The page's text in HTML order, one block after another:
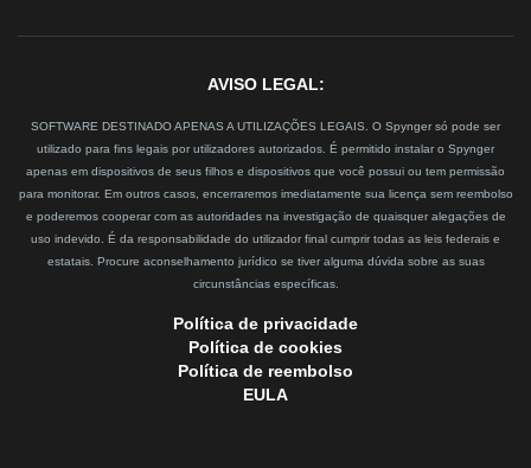
AVISO LEGAL:
SOFTWARE DESTINADO APENAS A UTILIZAÇÕES LEGAIS. O Spynger só pode ser
utilizado para fins legais por utilizadores autorizados. É permitido instalar o Spynger
apenas em dispositivos de seus filhos e dispositivos que você possui ou tem permissão
para monitorar. Em outros casos, encerraremos imediatamente sua licença sem reembolso
e poderemos cooperar com as autoridades na investigação de quaisquer alegações de
uso indevido. É da responsabilidade do utilizador final cumprir todas as leis federais e
estatais. Procure aconselhamento jurídico se tiver alguma dúvida sobre as suas
circunstâncias específicas.
Política de privacidade
Política de cookies
Política de reembolso
EULA